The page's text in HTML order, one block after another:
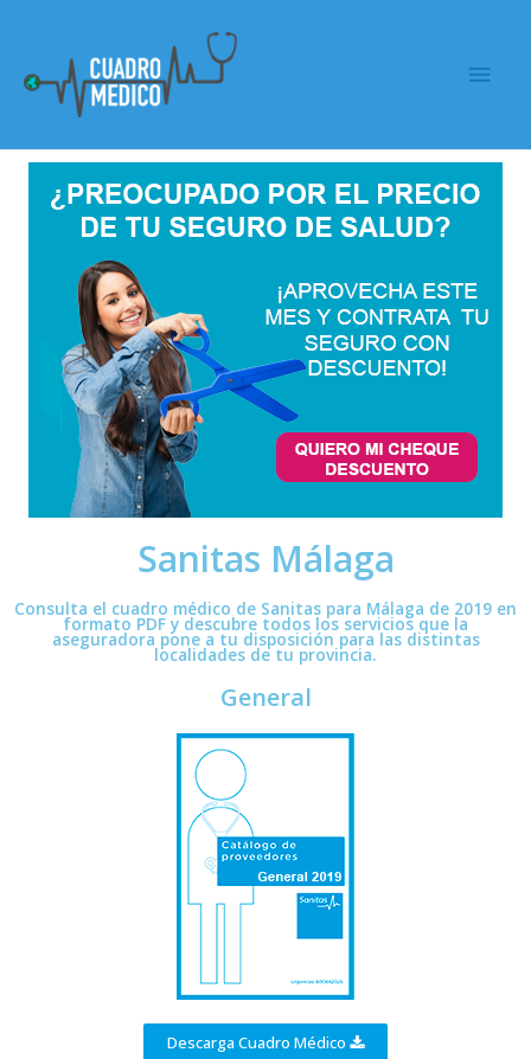
Sanitas Málaga
Consulta el cuadro médico de Sanitas para Málaga de 2019 en
formato PDF y descubre todos los servicios que la
aseguradora pone a tu disposición para las distintas
localidades de tu provincia.
General
Descarga Cuadro Médico